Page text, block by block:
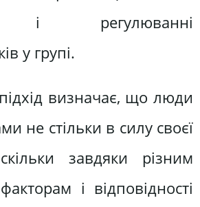
і регулюванні
у групі.
визначає, що люди
не стільки в силу своєї
завдяки різним
і відповідності